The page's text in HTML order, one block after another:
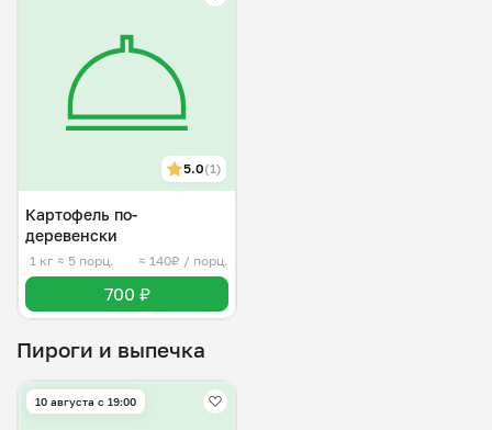
5.0(1)
Картофель по-
деревенски
1 кг ≈ 5 порц. ≈ 140₽ / порц.
700 ₽
Пироги и выпечка
10 августа с 19:00